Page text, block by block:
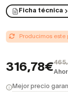
Ficha técnica
Producimos
316,78€
Mejor precio